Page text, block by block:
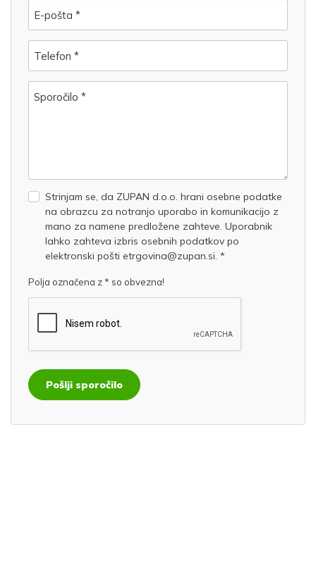
E-pošta *
Telefon *
Sporočilo *
Strinjam se, da ZUPAN d.o.o. hrani osebne podatke
na obrazcu za notranjo uporabo in komunikacijo z
mano za namene predložene zahteve. Uporabnik
lahko zahteva izbris osebnih podatkov po
elektronski pošti etrgovina@zupan.si. *
Polja označena z * so obvezna!